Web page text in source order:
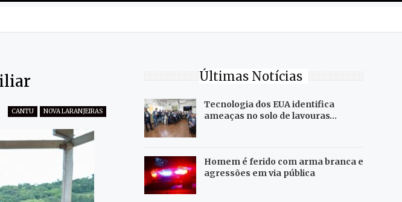
CANTU NOVA LARANJEIRAS
Últimas Notícias
Tecnologia dos EUA identifica
ameaças no solo de lavouras…
Homem é ferido com arma branca e
agressões em via pública